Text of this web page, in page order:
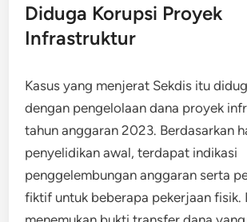
Diduga Korupsi Proyek
Infrastruktur
Kasus yang menjerat Sekdis itu
dengan pengelolaan dana proyek
tahun anggaran 2023. Berdasarkan
penyelidikan awal, terdapat indikasi
penggelembungan anggaran serta
fiktif untuk beberapa pekerjaan fisik.